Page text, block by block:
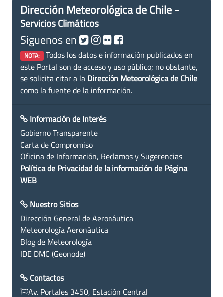
Dirección Meteorológica de Chile -
Servicios Climáticos
Siguenos en
NOTA: Todos los datos e información publicados en
este Portal son de acceso y uso público; no obstante,
se solicita citar a la Dirección Meteorológica de Chile
como la fuente de la información.
Información de Interés
Gobierno Transparente
Carta de Compromiso
Oficina de Información, Reclamos y Sugerencias
Política de Privacidad de la información de Página
WEB
Nuestro Sitios
Dirección General de Aeronáutica
Meteorología Aeronáutica
Blog de Meteorología
IDE DMC (Geonode)
Contactos
Av. Portales 3450, Estación Central